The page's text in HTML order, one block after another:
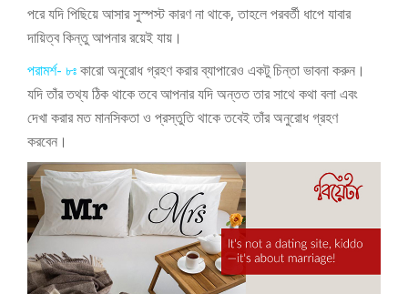
পরে যদি পিছিয়ে আসার সুস্পস্ট কারণ না থাকে, তাহলে পরবর্তী ধাপে যাবার
দায়িত্ব কিন্তু আপনার রয়েই যায়।
পরামর্শ- ৮ঃকারো অনুরোধ গ্রহণ করার ব্যাপারেও একটু চিন্তা ভাবনা করুন।
যদি তাঁর তথ্য ঠিক থাকে তবে আপনার যদি অন্তত তার সাথে কথা বলা এবং
দেখা করার মত মানসিকতা ও প্রস্তুতি থাকে তবেই তাঁর অনুরোধ গ্রহণ
করবেন।